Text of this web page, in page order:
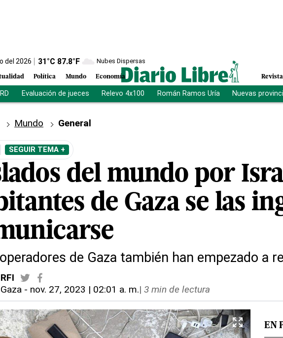
del 2026 31°C 87.8°F Nubes Dispersas
Política Mundo Economía Revista
Evaluación de jueces Relevo 4x100 Román Ramos Uría Nuevas
Mundo General
SEGUIR TEMA +
del mundo por
de Gaza se las
de Gaza también han empezado a
RFI
Gaza - nov. 27, 2023 | 02:01 a. m.| 3 min de lectura
EN